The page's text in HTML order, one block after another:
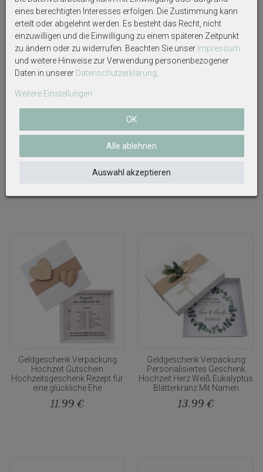
Geldgeschenk Oktoberfest
Grün Verpackung Geschenk
Geldgeschenk Verpackung
Personalisiertes Geschenk
Geldgeschenk Verpackung
Hochzeit Gutschein
Hochzeitsgeschenk Rezept für
eine glückliche Ehe
11,99 €
Geldgeschenk Verpackung
Personalisiertes Geschenk
Hochzeit Herz Weiß Eukalyptus
Blätterkranz Mit Namen
13,99 €
eines berechtigten Interesses erfolgen. Die Zustimmung kann
erteilt oder abgelehnt werden. Es besteht das Recht, nicht
einzuwilligen und die Einwilligung zu einem späteren Zeitpunkt
zu ändern oder zu widerrufen. Beachten Sie unser Impressum
und weitere Hinweise zur Verwendung personenbezogener
Daten in unserer Daten­schutz­erklärung
Weitere Einstellungen
OK
Alle ablehnen
Auswahl akzeptieren